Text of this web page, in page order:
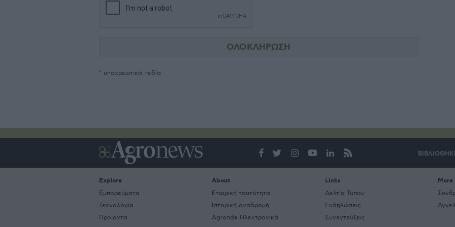
* υποχρεωτικά πεδία
Explore
Εμπορεύματα
Τεχνολογία
Προιόντα
About
Εταιρική ταυτότητα
Ιστορική αναδρομή
Agrenda Ηλεκτρονικά
Links
Δελτία Τύπου
Εκδηλώσεις
Συνεντεύξεις
More